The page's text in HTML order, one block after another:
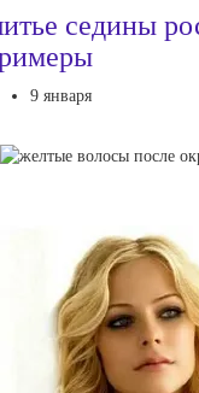
седины
9 января